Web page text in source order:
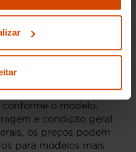
veículos que
e performance
Em Espanha, o
usado pode
o modelo,
e condição geral
os preços podem
para modelos mais